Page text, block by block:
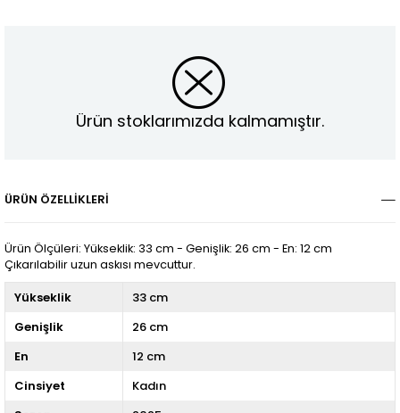
Ürün stoklarımızda kalmamıştır.
ÜRÜN ÖZELLIKLERI
Ürün Ölçüleri: Yükseklik: 33 cm - Genişlik: 26 cm - En: 12 cm
Çıkarılabilir uzun askısı mevcuttur.
Yükseklik
33 cm
Genişlik
26 cm
En
12 cm
Cinsiyet
Kadın